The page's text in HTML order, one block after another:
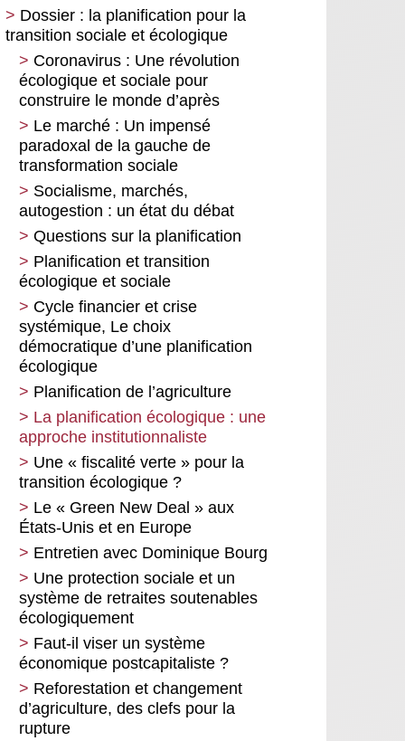
Dossier : la planification pour la
transition sociale et écologique
Coronavirus : Une révolution
écologique et sociale pour
construire le monde d’après
Le marché : Un impensé
paradoxal de la gauche de
transformation sociale
Socialisme, marchés,
autogestion : un état du débat
Questions sur la planification
Planification et transition
écologique et sociale
Cycle financier et crise
systémique, Le choix
démocratique d’une planification
écologique
Planification de l’agriculture
La planification écologique : une
approche institutionnaliste
Une « fiscalité verte » pour la
transition écologique ?
Le « Green New Deal » aux
États-Unis et en Europe
Entretien avec Dominique Bourg
Une protection sociale et un
système de retraites soutenables
écologiquement
Faut-il viser un système
économique postcapitaliste ?
Reforestation et changement
d’agriculture, des clefs pour la
rupture